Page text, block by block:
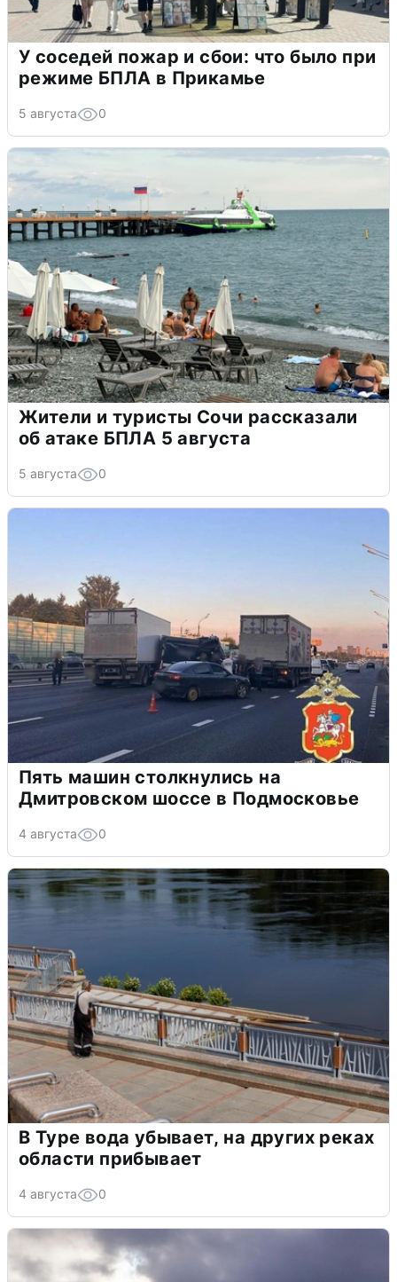
У соседей пожар и сбои: что было при
режиме БПЛА в Прикамье
5 августа 0
Жители и туристы Сочи рассказали
об атаке БПЛА 5 августа
5 августа 0
Пять машин столкнулись на
Дмитровском шоссе в Подмосковье
4 августа 0
В Туре вода убывает, на других реках
области прибывает
4 августа 0